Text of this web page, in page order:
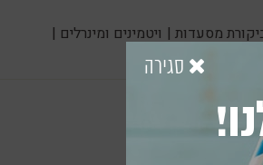
מסעדות | ויטמינים ומינרלים |
סגירה